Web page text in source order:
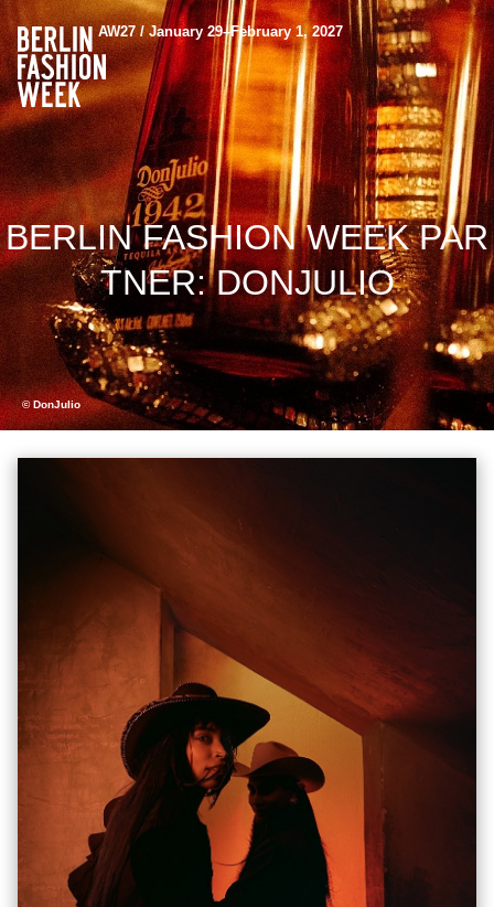
AW27 / January 29–February 1, 2027
BERLIN FASHION WEEK PAR
TNER: DONJULIO
© DonJulio